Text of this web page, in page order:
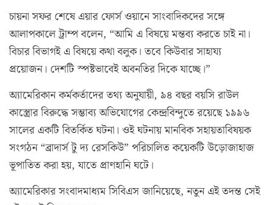
চায়না সফর শেষে এয়ার ফোর্স ওয়ানে সাংবাদিকদের সঙ্গে
আলাপকালে ট্রাম্প বলেন, “আমি এ বিষয়ে মন্তব্য করতে চাই না।
বিচার বিভাগই এ বিষয়ে কথা বলুক। তবে কিউবার সাহায্য
প্রয়োজন। দেশটি স্পষ্টভাবেই অবনতির দিকে যাচ্ছে।”
অ্যামেরিকান কর্মকর্তাদের তথ্য অনুযায়ী, ৯৪ বছর বয়সি রাউল
কাস্ত্রোর বিরুদ্ধে সম্ভাব্য অভিযোগের কেন্দ্রবিন্দুতে রয়েছে ১৯৯৬
সালের একটি বিতর্কিত ঘটনা। ওই ঘটনায় মানবিক সহায়তাবিষয়ক
সংগঠন “ব্রাদার্স টু দ্য রেসকিউ” পরিচালিত কয়েকটি উড়োজাহাজ
ভূপাতিত করা হয়, যাতে প্রাণহানি ঘটে।
অ্যামেরিকার সংবাদমাধ্যম সিবিএস জানিয়েছে, নতুন এই তদন্ত সেই